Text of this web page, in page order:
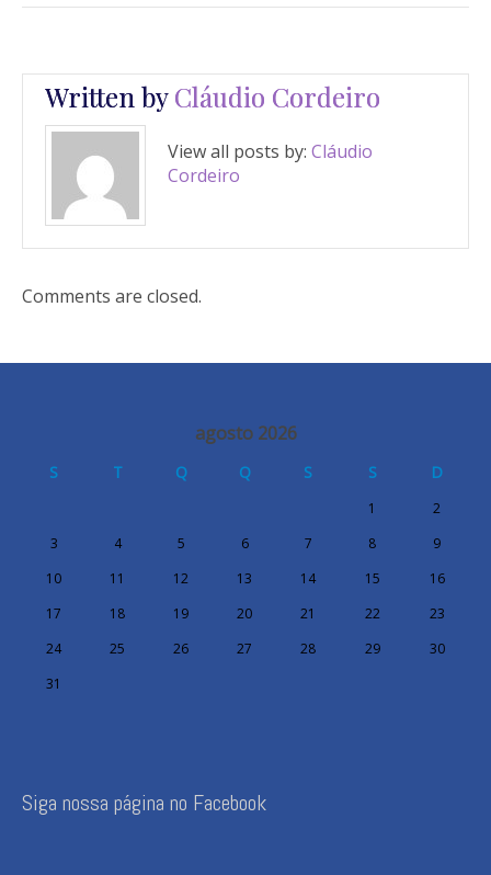
Written byCláudio Cordeiro
View all posts by: Cláudio
Cordeiro
Comments are closed.
agosto 2026
S T Q Q S S D
1
2
3
4 5 6 7 8
9
10
11 12 13 14 15
16
17
18 19 20 21 22
23
24
25 26 27 28 29
30
31
Siga nossa página no Facebook